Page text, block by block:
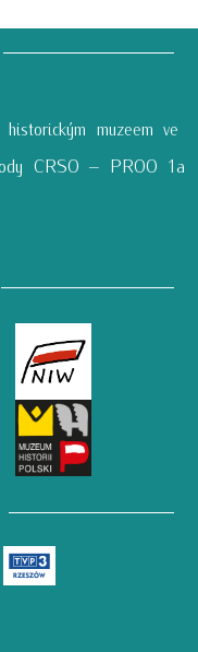
muzeem ve
CRSO – PROO 1a